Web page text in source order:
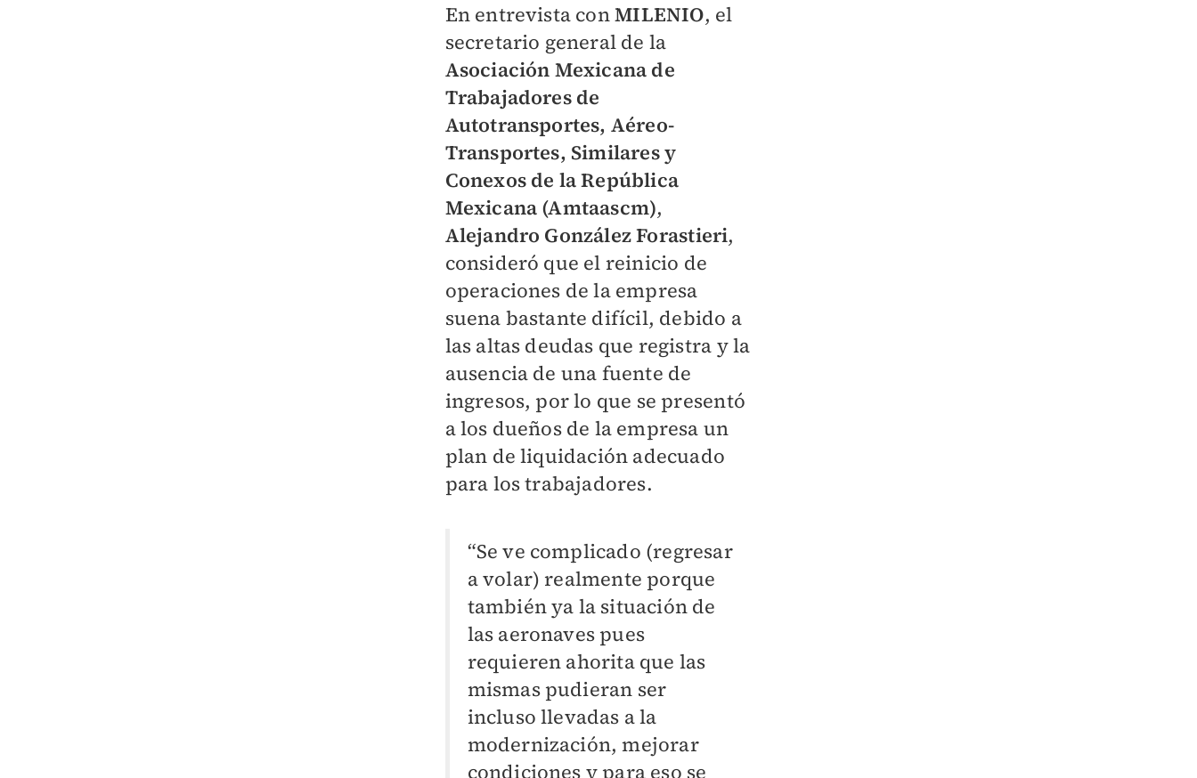
En entrevista conMILENIO, el
secretario general de la
Asociación Mexicana de
Trabajadores de
Autotransportes, Aéreo-
Transportes, Similares y
Conexos de la República
Mexicana (Amtaascm),
Alejandro González Forastieri,
consideró que el reinicio de
operaciones de la empresa
suena bastante difícil, debido a
las altas deudas que registra y la
ausencia de una fuente de
ingresos, por lo que se presentó
a los dueños de la empresa un
plan de liquidación adecuado
para los trabajadores.
“Se ve complicado (regresar
a volar) realmente porque
también ya la situación de
las aeronaves pues
requieren ahorita que las
mismas pudieran ser
incluso llevadas a la
modernización, mejorar
condiciones y para eso se